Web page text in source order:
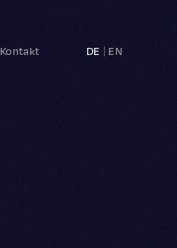
Kontakt DE EN